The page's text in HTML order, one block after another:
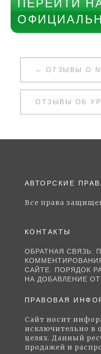
ПЕРЕЙТИ
НАВИГАЦИЯ
ПО
ЗАПИСЯМ
ОТЗЫВЫ О NEOLINE
АВТОРСКИЕ
Все права
КОНТАКТЫ
ОБРАТНАЯ СВЯЗЬ.
САЙТЕ. ПОРЯДОК
НА ДОБАВЛЕНИЕ
ПРАВОВАЯ
Сайт носит
исключительно в
целях. Данный
продажей и